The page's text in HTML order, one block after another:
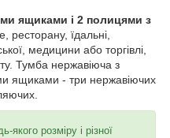
ящиками і 2 полицями з
ресторану, їдальні,
медицини або торгівлі,
Тумба нержавіюча з
ящиками - три нержавіючих
розміру і різної